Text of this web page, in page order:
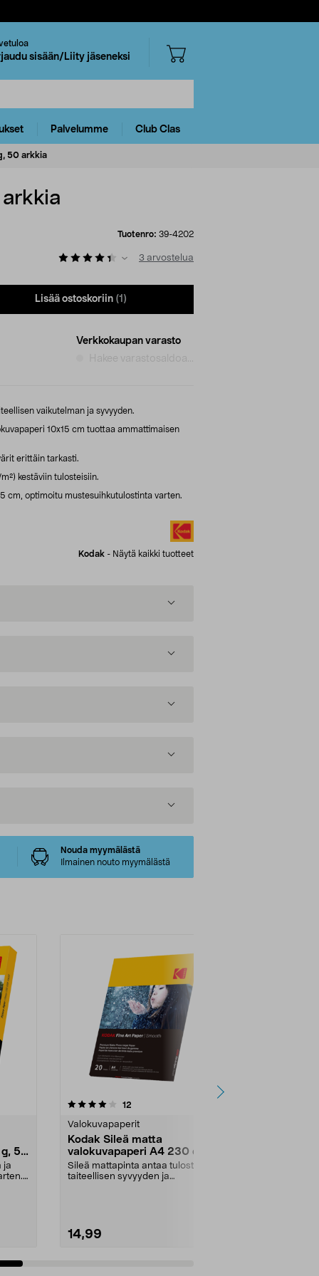
sisään/Liity jäseneksi
Palvelumme Club Clas
50 arkkia
Tuotenro: 39-4202
3 arvostelua
Lisää ostoskoriin (1)
Verkkokaupan varasto
Hakee varastosaldoa...
vaikutelman ja syvyyden.
10x15 cm tuottaa ammattimaisen
erittäin tarkasti.
kestäviin tulosteisiin.
cm, optimoitu mustesuihkutulostinta varten.
Kodak - Näytä kaikki tuotteet
Nouda myymälästä
Ilmainen nouto myymälästä
50
ja
12
Valokuvapaperit
Kodak Sileä matta
valokuvapaperi A4 230 g, 20
arkkia
Sileä mattapinta antaa tulosteille
taiteellisen syvyyden ja
14,99
5.0viidestä